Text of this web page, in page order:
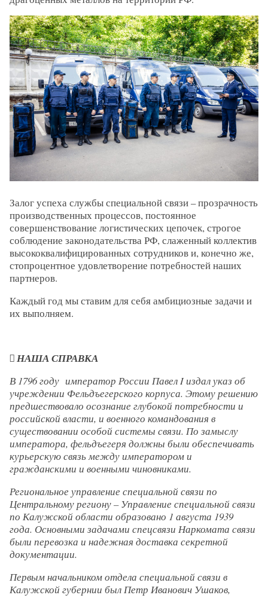
Залог успеха службы специальной связи – прозрачность
производственных процессов, постоянное
совершенствование логистических цепочек, строгое
соблюдение законодательства РФ, слаженный коллектив
высококвалифицированных сотрудников и, конечно же,
стопроцентное удовлетворение потребностей наших
партнеров.
Каждый год мы ставим для себя амбициозные задачи и
их выполняем.
 НАША СПРАВКА
В 1796 году император России Павел I издал указ об
учреждении Фельдъегерского корпуса. Этому решению
предшествовало осознание глубокой потребности и
российской власти, и военного командования в
существовании особой системы связи. По замыслу
императора, фельдъегеря должны были обеспечивать
курьерскую связь между императором и
гражданскими и военными чиновниками.
Региональное управление специальной связи по
Центральному региону – Управление специальной связи
по Калужской области образовано 1 августа 1939
года. Основными задачами спецсвязи Наркомата связи
были перевозка и надежная доставка секретной
документации.
Первым начальником отдела специальной связи в
Калужской губернии был Петр Иванович Ушаков,